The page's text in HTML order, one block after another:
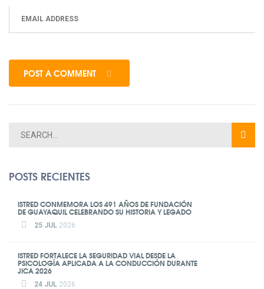
POST A COMMENT
POSTS RECIENTES
ISTRED CONMEMORA LOS 491 AÑOS DE FUNDACIÓN
DE GUAYAQUIL CELEBRANDO SU HISTORIA Y LEGADO
25 JUL 2026
ISTRED FORTALECE LA SEGURIDAD VIAL DESDE LA
PSICOLOGÍA APLICADA A LA CONDUCCIÓN DURANTE
JICA 2026
24 JUL 2026